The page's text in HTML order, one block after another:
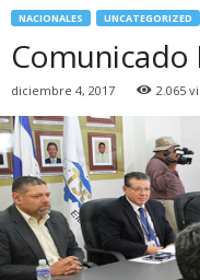
NACIONALES UNCATEGORIZED
Comunicado
diciembre 4, 2017 2.065